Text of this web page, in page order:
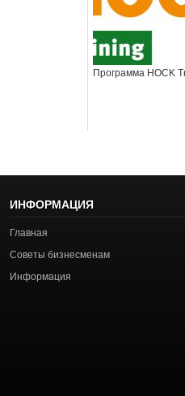
Программа HOCK
ИНФОРМАЦИЯ
Главная
Советы бизнесменам
Информация